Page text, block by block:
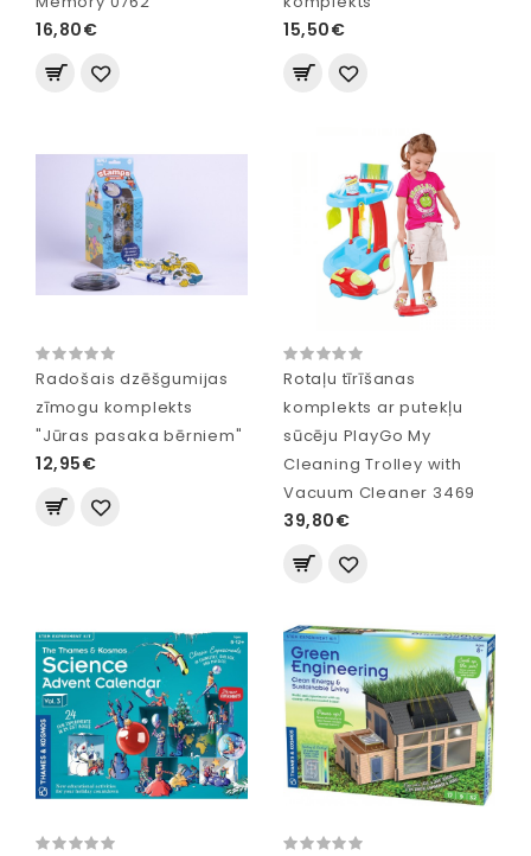
16,80€ 15,50€
Radošais dzēšgumijas
zīmogu komplekts
"Jūras pasaka bērniem"
12,95€
Rotaļu tīrīšanas
komplekts ar putekļu
sūcēju PlayGo My
Cleaning Trolley with
Vacuum Cleaner 3469
39,80€